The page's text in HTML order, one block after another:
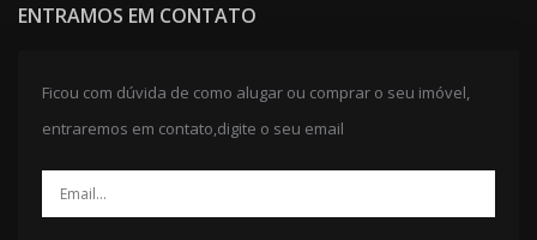
ENTRAMOS EM CONTATO
Ficou com dúvida de como alugar ou comprar o seu imóvel,
entraremos em contato,digite o seu email